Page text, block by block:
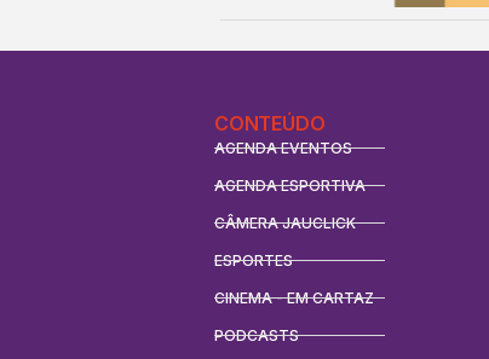
CONTEÚDO
AGENDA EVENTOS
AGENDA ESPORTIVA
CÂMERA JAUCLICK
ESPORTES
CINEMA - EM CARTAZ
PODCASTS